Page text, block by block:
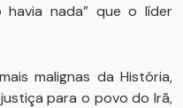
havia nada” que o líder
malignas da História,
para o povo do Irã,